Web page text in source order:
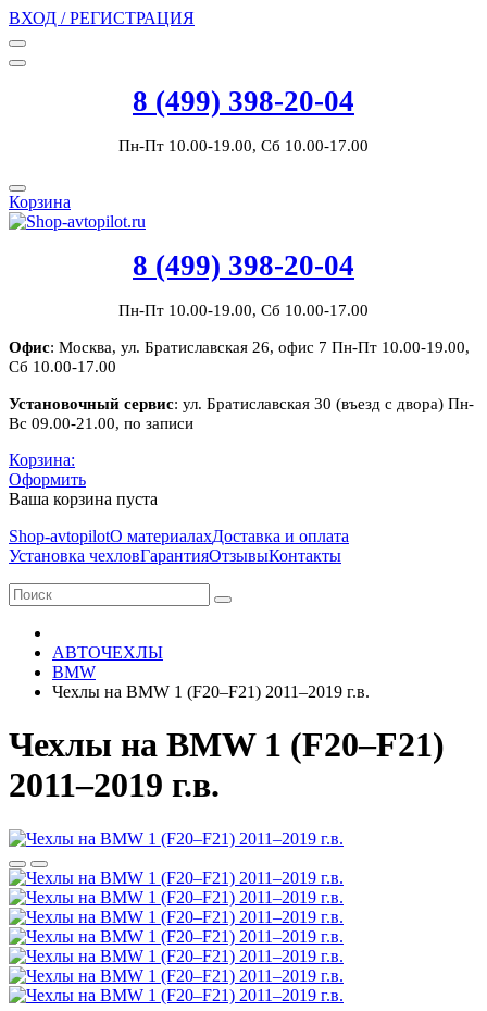
ВХОД / РЕГИСТРАЦИЯ
8 (499) 398-20-04
Пн-Пт 10.00-19.00, Сб 10.00-17.00
Корзина
8 (499) 398-20-04
Пн-Пт 10.00-19.00, Сб 10.00-17.00
Офис: Москва, ул. Братиславская 26, офис 7 Пн-Пт 10.00-19.00,
Сб 10.00-17.00
Установочный сервис: ул. Братиславская 30 (въезд с двора) Пн-
Вс 09.00-21.00, по записи
Корзина:
Оформить
Ваша корзина пуста
Shop-avtopilotО материалахДоставка и оплата
Установка чехловГарантияОтзывыКонтакты
АВТОЧЕХЛЫ
BMW
Чехлы на BMW 1 (F20–F21) 2011–2019 г.в.
Чехлы на BMW 1 (F20–F21)
2011–2019 г.в.